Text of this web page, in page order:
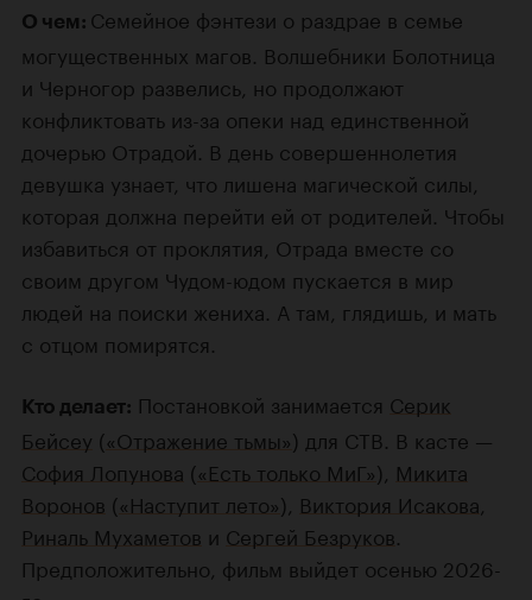
О чем: Семейное фэнтези о раздрае в семье
могущественных магов. Волшебники Болотница
и Черногор развелись, но продолжают
конфликтовать из-за опеки над единственной
дочерью Отрадой. В день совершеннолетия
девушка узнает, что лишена магической силы,
которая должна перейти ей от родителей. Чтобы
избавиться от проклятия, Отрада вместе со
своим другом Чудом-юдом пускается в мир
людей на поиски жениха. А там, глядишь, и мать
с отцом помирятся.
Кто делает: Постановкой занимается Серик
Бейсеу («Отражение тьмы») для СТВ. В касте —
София Лопунова («Есть только МиГ»), Микита
Воронов («Наступит лето»), Виктория Исакова
Риналь Мухаметов и Сергей Безруков
Предположительно, фильм выйдет осенью 2026-